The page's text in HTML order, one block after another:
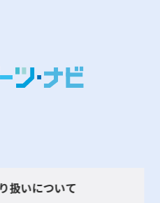
扱いについて